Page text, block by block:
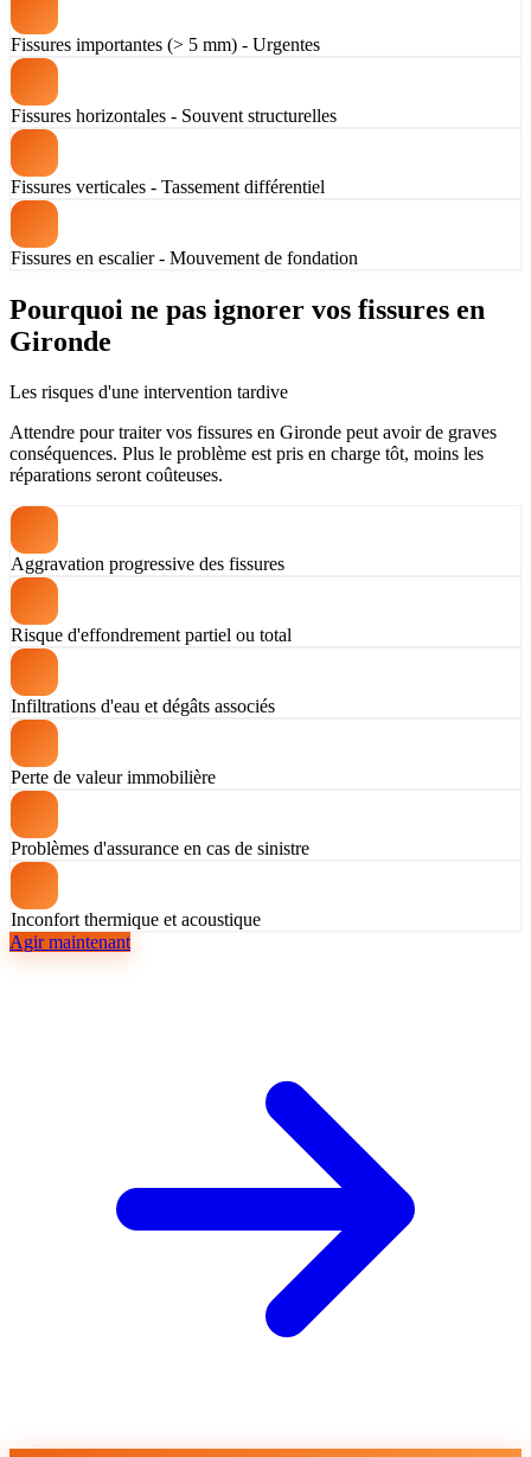
Fissures importantes (> 5 mm) - Urgentes
Fissures horizontales - Souvent structurelles
Fissures verticales - Tassement différentiel
Fissures en escalier - Mouvement de fondation
Pourquoi ne pas ignorer vos fissures en
Gironde
Les risques d'une intervention tardive
Attendre pour traiter vos fissures en Gironde peut avoir de graves
conséquences. Plus le problème est pris en charge tôt, moins les
réparations seront coûteuses.
Aggravation progressive des fissures
Risque d'effondrement partiel ou total
Infiltrations d'eau et dégâts associés
Perte de valeur immobilière
Problèmes d'assurance en cas de sinistre
Inconfort thermique et acoustique
Agir maintenant